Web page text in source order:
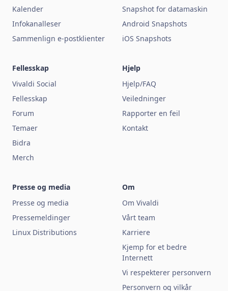
Kalender
Infokanalleser
Sammenlign e-postklienter
Snapshot for datamaskin
Android Snapshots
iOS Snapshots
Fellesskap
Vivaldi Social
Fellesskap
Forum
Temaer
Bidra
Merch
Hjelp
Hjelp/FAQ
Veiledninger
Rapporter en feil
Kontakt
Presse og media
Presse og media
Pressemeldinger
Linux Distributions
Om
Om Vivaldi
Vårt team
Karriere
Kjemp for et bedre
Internett
Vi respekterer personvern
Personvern og vilkår